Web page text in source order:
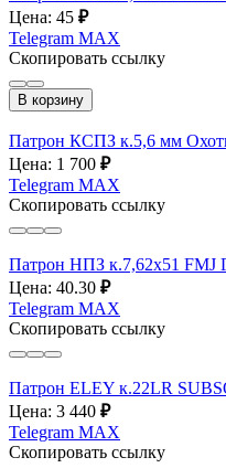
Цена: 45 ₽
Telegram MAX
Скопировать ссылку
В корзину
Патрон КСПЗ к.5,6 мм
Цена: 1 700 ₽
Telegram MAX
Скопировать ссылку
Патрон НПЗ к.7,62х51
Цена: 40.30 ₽
Telegram MAX
Скопировать ссылку
Патрон ELEY к.22LR
Цена: 3 440 ₽
Telegram MAX
Скопировать ссылку